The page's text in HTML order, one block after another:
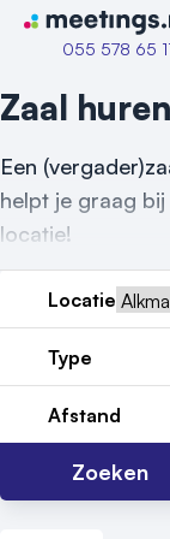
Naar home van
055 578 65
Meld
Zaal
Een
helpt je graag
locatie!
Locatie
Type
Afstand
Zoeken